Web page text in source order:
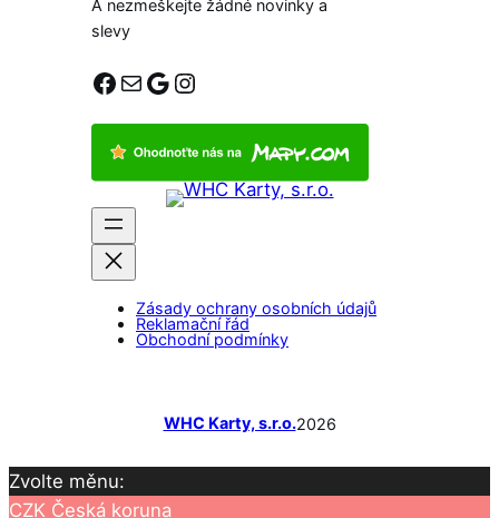
A nezmeškejte žádné novinky a
slevy
Facebook E-mail Google Instagram
Zásady ochrany osobních údajů
Reklamační řád
Obchodní podmínky
WHC Karty, s.r.o.2026
Zvolte měnu:
CZK Česká koruna